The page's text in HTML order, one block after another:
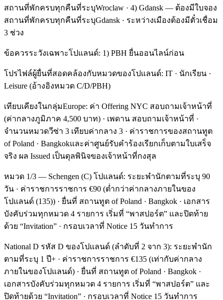
สถานที่พักครบทุกคืนที่ระบุWroclaw · 4) Gdansk — ต้องมีใบจอง
สถานที่พักครบทุกคืนที่ระบุGdansk · ระหว่างเมืองต้องมีตั๋วเชื่อม
3 ช่วง
ข้อควรระวังเฉพาะโปแลนด์: 1) PBH ยื่นออนไลน์ก่อน
โปรไฟล์ผู้ยื่นที่สอดคล้องกับหมวดของโปแลนด์: IT · นักเรียน ·
Leisure (อ้างอิงหมวด C/D/PBH)
เทียบเคียงในกลุ่มEurope: ค่า Offering NYC สอบถามเจ้าหน้าที่
(ค่ากลางภูมิภาค 4,500 บาท) · เพดาน สอบถามเจ้าหน้าที่ ·
จำนวนหมวดวีซ่า 3 เทียบค่ากลาง 3 · ค่าราชการของสถานทูต
of Poland · Bangkokและค่าศูนย์รับคำร้องเรียกเก็บตามใบเสร็จ
จริง ผล Issued เป็นดุลพินิจของเจ้าหน้าที่กงสุล
หมวด 1/3 — Schengen (C) โปแลนด์: ระยะพำนักตามที่ระบุ 90
วัน · ค่าราชการราชการ €90 (ต่ำกว่าค่ากลางภายในของ
โปแลนด์ (135)) · ยื่นที่ สถานทูต of Poland · Bangkok · เอกสาร
บังคับร่วมทุกหมวด 4 รายการ เริ่มที่ “พาสปอร์ต” และปิดท้าย
ด้วย “Invitation” · กรอบเวลาที่ Notice 15 วันทำการ
National D รหัส D ของโปแลนด์ (ลำดับที่ 2 จาก 3): ระยะพำนัก
ตามที่ระบุ 1 ปี+ · ค่าราชการราชการ €135 (เท่ากับค่ากลาง
ภายในของโปแลนด์) · ยื่นที่ สถานทูต of Poland · Bangkok ·
เอกสารบังคับร่วมทุกหมวด 4 รายการ เริ่มที่ “พาสปอร์ต” และ
ปิดท้ายด้วย “Invitation” · กรอบเวลาที่ Notice 15 วันทำการ